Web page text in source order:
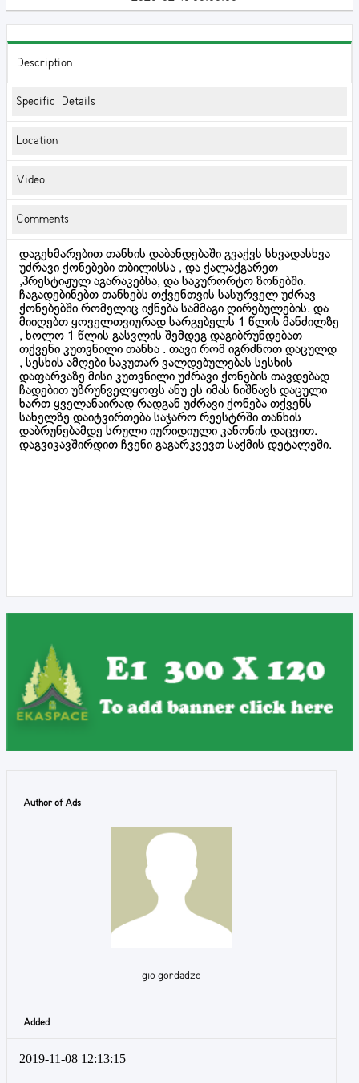
Description
Specific Details
Location
Video
Comments
დაგეხმარებით თანხის დაბანდებაში გვაქვს სხვადასხვა
უძრავი ქონებები თბილისსა , და ქალაქგარეთ
,პრესტიჟულ აგარაკებსა, და საკურორტო ზონებში.
ჩაგადებინებთ თანხებს თქვენთვის სასურველ უძრავ
ქონებებში რომელიც იქნება სამმაგი ღირებულების. და
მიიღებთ ყოველთვიურად სარგებელს 1 წლის მანძილზე
, ხოლო 1 წლის გასვლის შემდეგ დაგიბრუნდებათ
თქვენი კუთვნილი თანხა . თავი რომ იგრძნოთ დაცულდ
, სესხის ამღები საკუთარ ვალდებულებას სესხის
დაფარვაზე მისი კუთვნილი უძრავი ქონების თავდებად
ჩადებით უზრუნველყოფს ანუ ეს იმას ნიშნავს დაცული
ხართ ყველანაირად რადგან უძრავი ქონება თქვენს
სახელზე დაიტვირთება საჯარო რეესტრში თანხის
დაბრუნებამდე სრული იურიდიული კანონის დაცვით.
დაგვიკავშირდით ჩვენი გაგარკვევთ საქმის დეტალეში.
Author of Ads
gio gordadze
Added
2019-11-08 12:13:15